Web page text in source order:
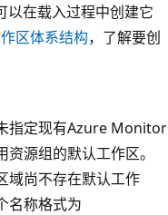
以在载入过程中创建它
区体系结构，了解要创
指定现有Azure Monitor
源组的默认工作区。
域尚不存在默认工作
名称格式为